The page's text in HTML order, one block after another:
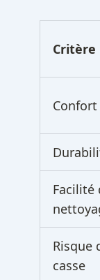
Critère
Confort
Facilité
Risque
casse